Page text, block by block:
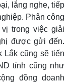
lắng nghe, tiếp
Phân công
trong việc giải
được gửi đến.
cũng sẽ tiến
tỉnh cũng như
đồng doanh